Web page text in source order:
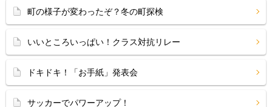
町の様子が変わったぞ？冬の町探検
いいところいっぱい！クラス対抗リレー
ドキドキ！「お手紙」発表会
サッカーでパワーアップ！